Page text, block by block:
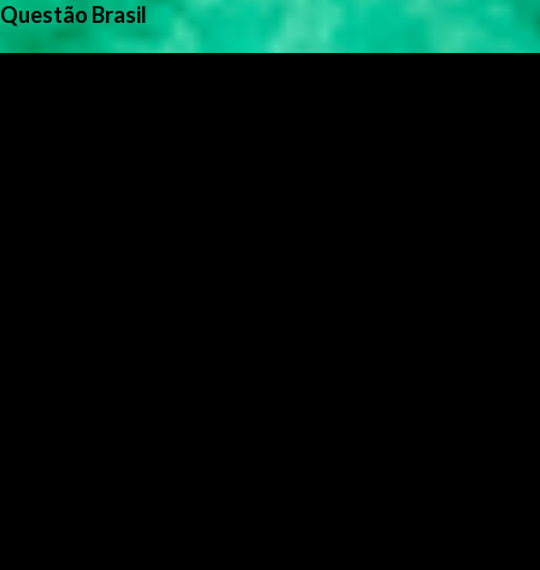
Questão Brasil